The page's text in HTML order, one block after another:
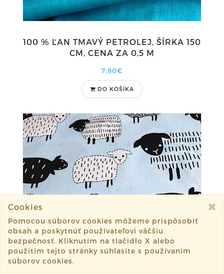
100 % ĽAN TMAVÝ PETROLEJ, ŠÍRKA 150
CM, CENA ZA 0,5 M
7,90€
DO KOŠÍKA
Cookies
Pomocou súborov cookies môžeme prispôsobiť
obsah a poskytnúť používateľovi väčšiu
bezpečnosť. Kliknutím na tlačidlo X alebo
použitím tejto stránky súhlasíte s používaním
súborov cookies.